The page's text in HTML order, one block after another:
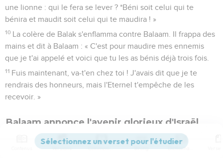
une lionne : qui le fera se lever ? *Béni soit celui qui te
bénira et maudit soit celui qui te maudira ! »
10 La colère de Balak s'enflamma contre Balaam. Il frappa des
mains et dit à Balaam : « C'est pour maudire mes ennemis
que je t'ai appelé et voici que tu les as bénis déjà trois fois.
11 Fuis maintenant, va-t'en chez toi ! J'avais dit que je te
rendrais des honneurs, mais l'Eternel t'empêche de les
recevoir. »
Balaam annonce l'avenir glorieux d'Israël
Balaam répondit à Balak : « Eh ! N'ai-je pas dit aux
messagers que tu m'as envoyés :
Versions Commentaires Strong